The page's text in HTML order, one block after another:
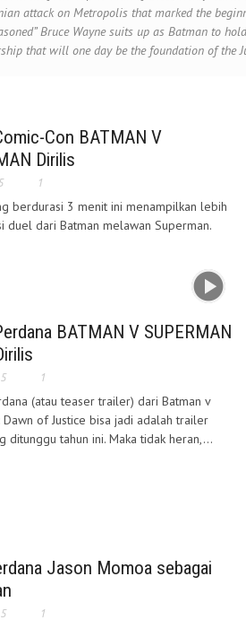
attack on Metropolis that marked the
Bruce Wayne suits up as Batman to
that will one day be the foundation of the
Con BATMAN V
Dirilis
1
berdurasi 3 menit ini menampilkan lebih
duel dari Batman melawan Superman.
BATMAN V SUPERMAN
1
(atau teaser trailer) dari Batman v
Dawn of Justice bisa jadi adalah trailer
ditunggu tahun ini. Maka tidak heran,...
Jason Momoa sebagai
1